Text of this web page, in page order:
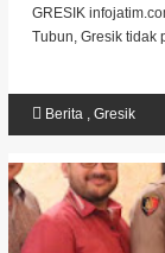
GRESIK
Tubun, Gresik tidak
Berita, Gresik